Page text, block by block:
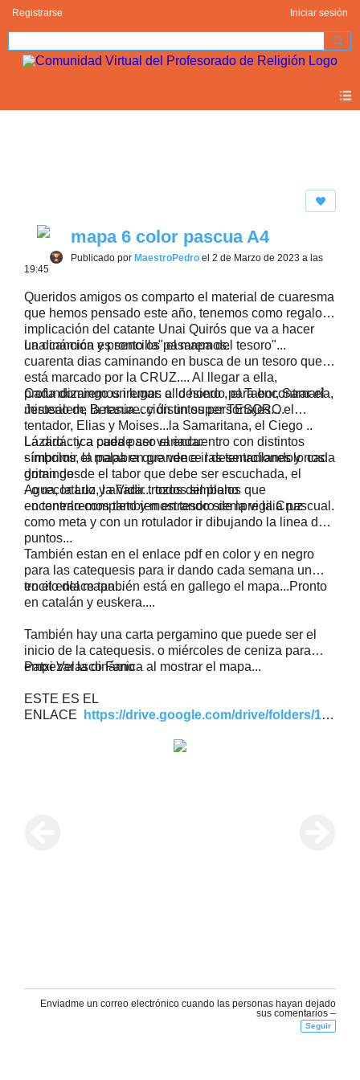
Registrarse Iniciar sesión
mapa 6 color pascua A4
Publicado por MaestroPedro el 2 de Marzo de 2023 a las
19:45
Queridos amigos os comparto el material de cuaresma
que hemos pensado este año, tenemos como regalo la
implicación del catante Unai Quirós que va a hacer
una canción y pronto os pasaremos.
La dinámica es sencilla" el mapa del tesoro"...
cuarenta dias caminando en busca de un tesoro que
está marcado por la CRUZ.... Al llegar a ella,
profundizaremos iremos a lo hondo para encontrar el
misterio de la resurección un super TESORO.
Cada domingo un lugar: el desiero , el Tabor, Samaría,
Jerusalem, Betania... y distintos personajes... el
tentador, Elias y Moises...la Samaritana, el Ciego ..
Lázaro... y a cada paso el encuentro con distintos
símbolos, la palabra que vence las tentaciones y nos
gritan desde el tabor que debe ser escuchada, el
Agua, la Luz, la Vida... todos simbolos que
encontraremos tambien en tesoro de la vigilia pascual.
La didáctica puede ser variada:
- imprimir el mapa en grande e ir desenrollandolo cada
domingo
- o recortarlo y añadir trozos del plano
- o tenerlo completo y mostrando siempre la Cruz
como meta y con un rotulador ir dibujando la linea de
puntos...
También estan en el enlace pdf en color y en negro
para las catequesis para ir dando cada semana un
trocito del mapa...
en el enlace tanbién está en gallego el mapa...Pronto
en catalán y euskera....
También hay una carta pergamino que puede ser el
inicio de la catequesis. o miércoles de ceniza para
empezar la dinámica al mostrar el mapa...
Patxi Velasco Fano
ESTE ES EL
ENLACE
https://drive.google.com/drive/folders/12y
Enviadme un correo electrónico cuando las personas hayan dejado
sus comentarios –
Seguir